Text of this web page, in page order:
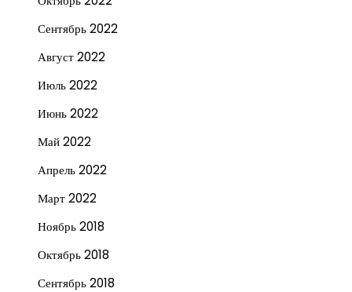
Сентябрь 2022
Август 2022
Июль 2022
Июнь 2022
Май 2022
Апрель 2022
Март 2022
Ноябрь 2018
Октябрь 2018
Сентябрь 2018